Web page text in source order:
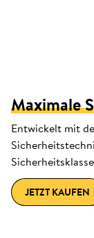
Maximale
Entwickelt mit
JETZT KAUFEN